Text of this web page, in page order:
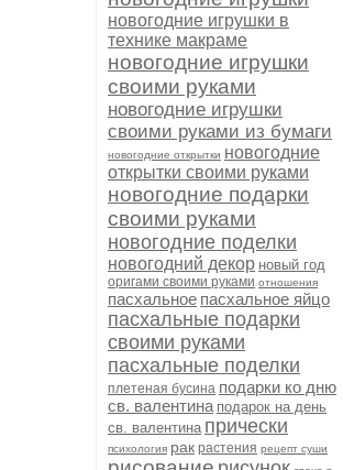
новогодние игрушки в
технике макраме
новогодние игрушки
своими руками
новогодние игрушки
своими руками из бумаги
новогодние открытки новогодние
открытки своими руками
новогодние подарки
своими руками
новогодние поделки
новогодний декор новый год
оригами своими руками отношения
пасхальное пасхальное яйцо
пасхальные подарки
своими руками
пасхальные поделки
плетеная бусина подарки ко дню
св. валентина подарок на день
св. валентина прически
психология рак растения рецепт суши